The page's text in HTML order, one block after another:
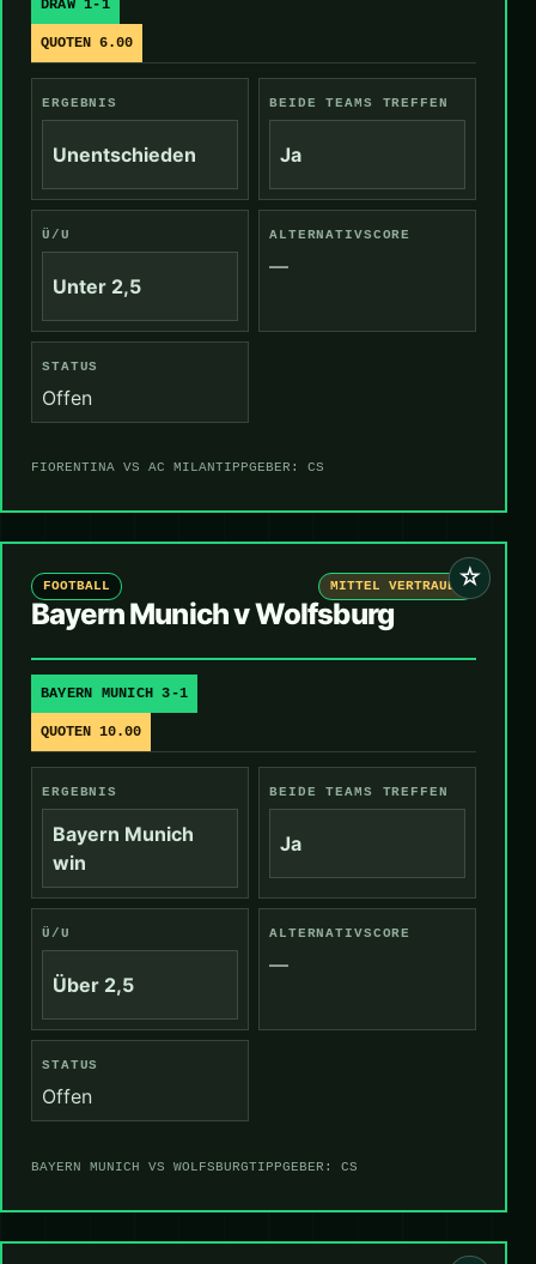
DRAW 1-1
QUOTEN 6.00
ERGEBNIS
Unentschieden
BEIDE TEAMS TREFFEN
Ja
Ü/U
Unter 2,5
ALTERNATIVSCORE
—
STATUS
Offen
FIORENTINA VS AC MILANTIPPGEBER: CS
☆
FOOTBALL MITTEL VERTRAUEN
Bayern Munich v Wolfsburg
BAYERN MUNICH 3-1
QUOTEN 10.00
ERGEBNIS
Bayern Munich
win
BEIDE TEAMS TREFFEN
Ja
Ü/U
Über 2,5
ALTERNATIVSCORE
—
STATUS
Offen
BAYERN MUNICH VS WOLFSBURGTIPPGEBER: CS